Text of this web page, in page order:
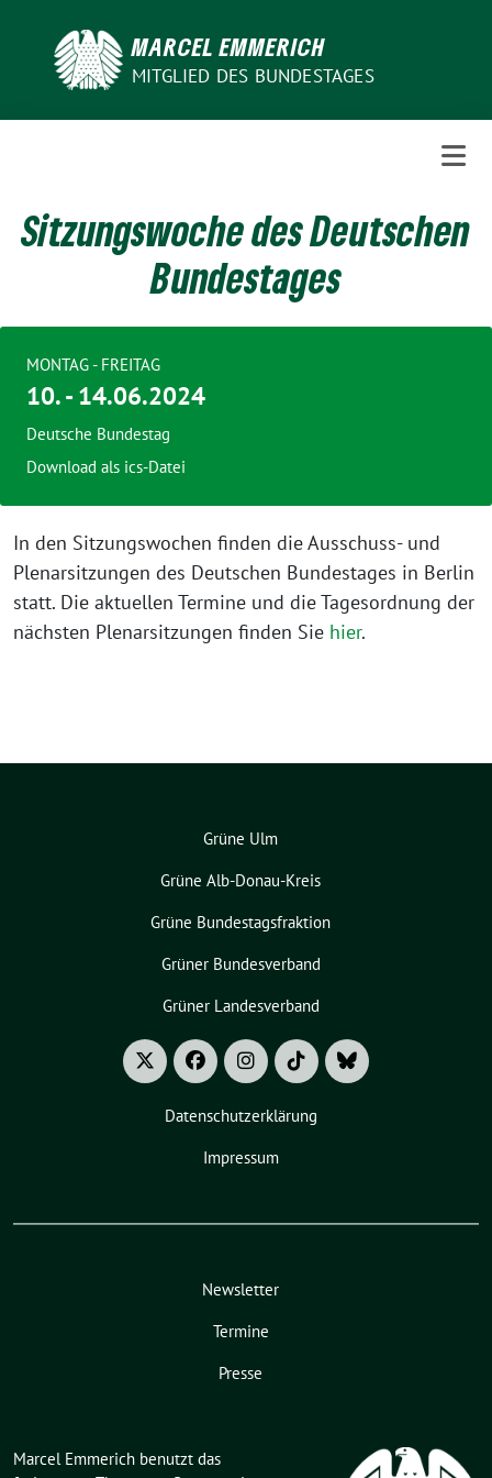
MARCEL EMMERICH
MITGLIED DES BUNDESTAGES
Sitzungswoche des Deutschen
Bundestages
In den Sitzungswochen finden die Ausschuss- und
Plenarsitzungen des Deutschen Bundestages in Berlin
statt. Die aktuellen Termine und die Tagesordnung der
nächsten Plenarsitzungen finden Sie hier.
MONTAG - FREITAG
10. - 14.06.2024
Deutsche Bundestag
Download als ics-Datei
Grüne Ulm
Grüne Alb-Donau-Kreis
Grüne Bundestagsfraktion
Grüner Bundesverband
Grüner Landesverband
Datenschutzerklärung
Impressum
Newsletter
Termine
Presse
Marcel Emmerich benutzt das